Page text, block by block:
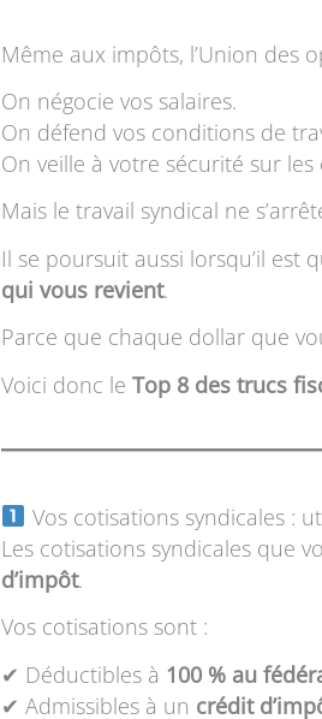
Même aux impôts, l’Union des
On négocie vos salaires.
On défend vos conditions de
On veille à votre sécurité sur les
Mais le travail syndical ne
Il se poursuit aussi lorsqu’il
qui vous revient.
Parce que chaque dollar que
Voici donc le Top 8 des trucs
Vos cotisations syndicales :
Les cotisations syndicales que
d’impôt.
Vos cotisations sont :
✔ Déductibles à 100 % au
✔ Admissibles à un crédit